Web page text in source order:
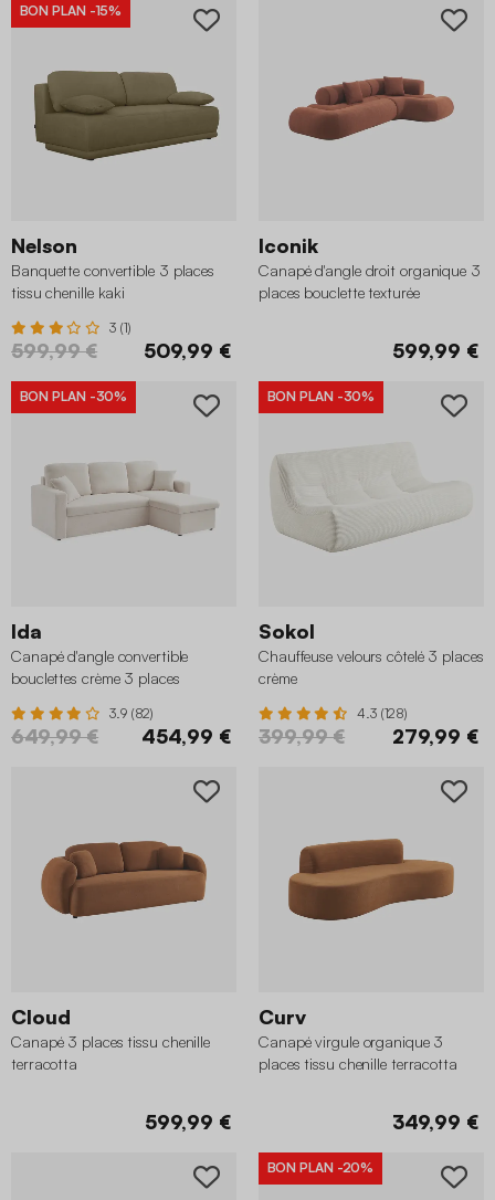
BON PLAN -15%
Nelson
Banquette convertible 3 places
tissu chenille kaki
3 (1)
599,99 € 509,99 €
Iconik
Canapé d'angle droit organique 3
places bouclette texturée
599,99 €
BON PLAN -30%
Ida
Canapé d'angle convertible
bouclettes crème 3 places
3.9 (82)
649,99 € 454,99 €
BON PLAN -30%
Sokol
Chauffeuse velours côtelé 3 places
crème
4.3 (128)
399,99 € 279,99 €
Cloud
Canapé 3 places tissu chenille
terracotta
599,99 €
Curv
Canapé virgule organique 3
places tissu chenille terracotta
349,99 €
BON PLAN -20%